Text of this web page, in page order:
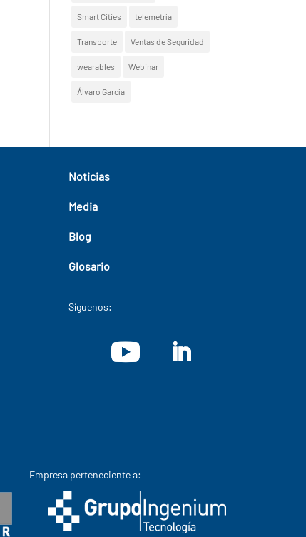
Smart Cities telemetría
Transporte Ventas de Seguridad
wearables Webinar
Álvaro García
Noticias
Media
Blog
Glosario
Síguenos:
Empresa perteneciente a: